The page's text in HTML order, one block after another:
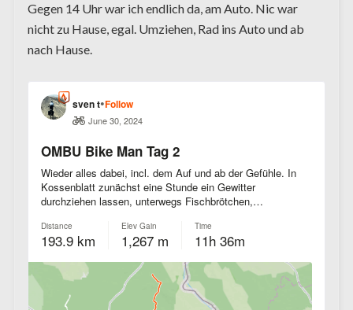
Gegen 14 Uhr war ich endlich da, am Auto. Nic war
nicht zu Hause, egal. Umziehen, Rad ins Auto und ab
nach Hause.